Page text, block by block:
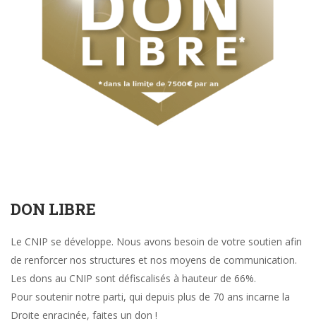
DON LIBRE
Le CNIP se développe. Nous avons besoin de votre soutien afin
de renforcer nos structures et nos moyens de communication.
Les dons au CNIP sont défiscalisés à hauteur de 66%.
Pour soutenir notre parti, qui depuis plus de 70 ans incarne la
Droite enracinée, faites un don !